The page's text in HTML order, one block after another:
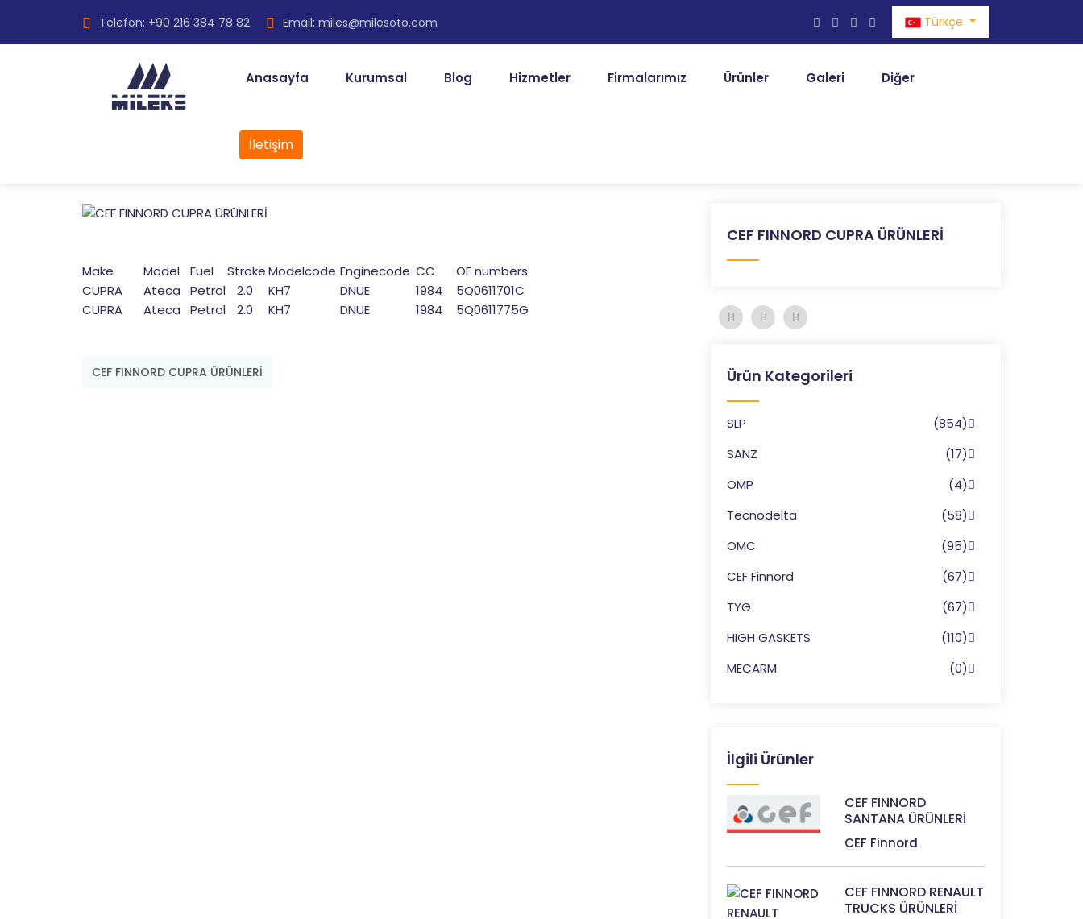
Telefon: +90 216 384 78 82 Email: miles@milesoto.com Türkçe
Anasayfa Kurumsal Blog Hizmetler Firmalarımız Ürünler Galeri Diğer
İletişim
Make Model Fuel StrokeModelcode Enginecode CC
OE numbers
CUPRA
Ateca Petrol 2.0 KH7 DNUE 1984
5Q0611701C
CUPRA
Ateca Petrol 2.0 KH7 DNUE 1984 5Q0611775G
CEF FINNORD CUPRA ÜRÜNLERİ
CEF FINNORD CUPRA ÜRÜNLERİ
Ürün Kategorileri
SLP
(854)
SANZ
(17)
OMP
(4)
Tecnodelta
(58)
OMC
(95)
CEF Finnord
(67)
TYG
(67)
HIGH GASKETS
(110)
MECARM
(0)
İlgili Ürünler
CEF FINNORD
SANTANA ÜRÜNLERİ
CEF Finnord
CEF FINNORD RENAULT
TRUCKS ÜRÜNLERİ